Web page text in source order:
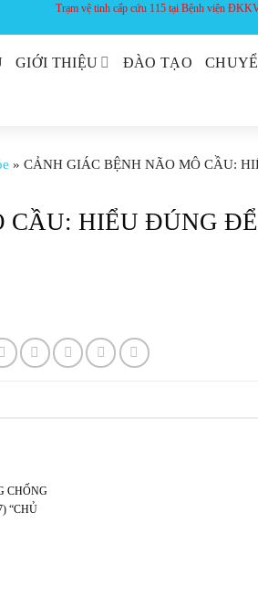
Trạm vệ tinh cấp cứu 115 tại Bệnh viện
GIỚI THIỆU ĐÀO TẠO
» CẢNH GIÁC BỆNH NÃO MÔ CẦU:
CẦU: HIỂU ĐÚNG
CHỐNG
“CHỦ